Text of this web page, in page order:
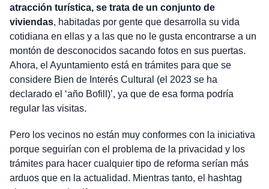
atracción turística, se trata de un conjunto de
viviendas, habitadas por gente que desarrolla su vida
cotidiana en ellas y a las que no le gusta encontrarse a un
montón de desconocidos sacando fotos en sus puertas.
Ahora, el Ayuntamiento está en trámites para que se
considere Bien de Interés Cultural (el 2023 se ha
declarado el ‘año Bofill)’, ya que de esa forma podría
regular las visitas.
Pero los vecinos no están muy conformes con la iniciativa
porque seguirían con el problema de la privacidad y los
trámites para hacer cualquier tipo de reforma serían más
arduos que en la actualidad. Mientras tanto, el hashtag